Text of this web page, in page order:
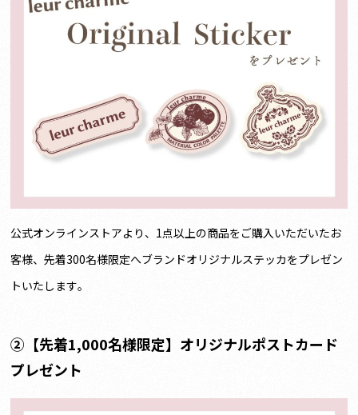
公式オンラインストアより、1点以上の商品をご購入いただいたお
客様、先着300名様限定へブランドオリジナルステッカをプレゼン
トいたします。
② 【先着1,000名様限定】オリジナルポストカード
プレゼント